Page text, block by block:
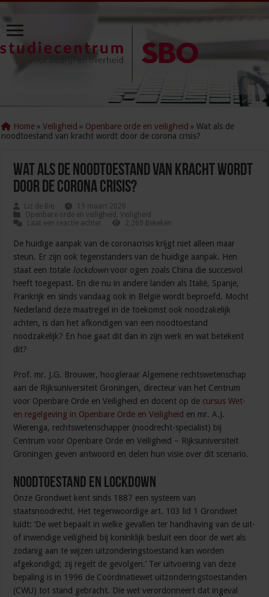
Home » Veiligheid » Openbare orde en veiligheid » Wat als de
noodtoestand van kracht wordt door de corona crisis?
Wat als de noodtoestand van kracht wordt
door de corona crisis?
Liz de Bie
19 maart 2020
Openbare orde en veiligheid ,Veiligheid
Laat een reactie achter
2,269 Bekeken
De huidige aanpak van de coronacrisis krijgt niet alleen maar
steun. Er zijn ook tegenstanders van de huidige aanpak. Hen
staat een totale lockdown voor ogen zoals China die succesvol
heeft toegepast. En die nu in andere landen als Italië, Spanje,
Frankrijk en sinds vandaag ook in België wordt beproefd. Mocht
Nederland deze maatregel in de toekomst ook noodzakelijk
achten, is dan het afkondigen van een noodtoestand
noodzakelijk? En hoe gaat dit dan in zijn werk en wat betekent
dit?
Prof. mr. J.G. Brouwer, hoogleraar Algemene rechtswetenschap
aan de Rijksuniversiteit Groningen, directeur van het Centrum
voor Openbare Orde en Veiligheid en docent op de cursus Wet-
en regelgeving in Openbare Orde en Veiligheid en mr. A.J.
Wierenga, rechtswetenschapper (noodrecht-specialist) bij
Centrum voor Openbare Orde en Veiligheid – Rijksuniversiteit
Groningen geven antwoord en delen hun visie over dit scenario.
Noodtoestand en lockdown
Onze Grondwet kent sinds 1887 een systeem van
staatsnoodrecht. Het tegenwoordige art. 103 lid 1 Grondwet
luidt: ‘De wet bepaalt in welke gevallen ter handhaving van de uit-
of inwendige veiligheid bij koninklijk besluit een door de wet als
zodanig aan te wijzen uitzonderingstoestand kan worden
afgekondigd; zij regelt de gevolgen.’ Ter uitvoering van deze
bepaling is in 1996 de Coördinatiewet uitzonderingstoestanden
(CWU) tot stand gebracht. Die wet verordonneert dat ingeval